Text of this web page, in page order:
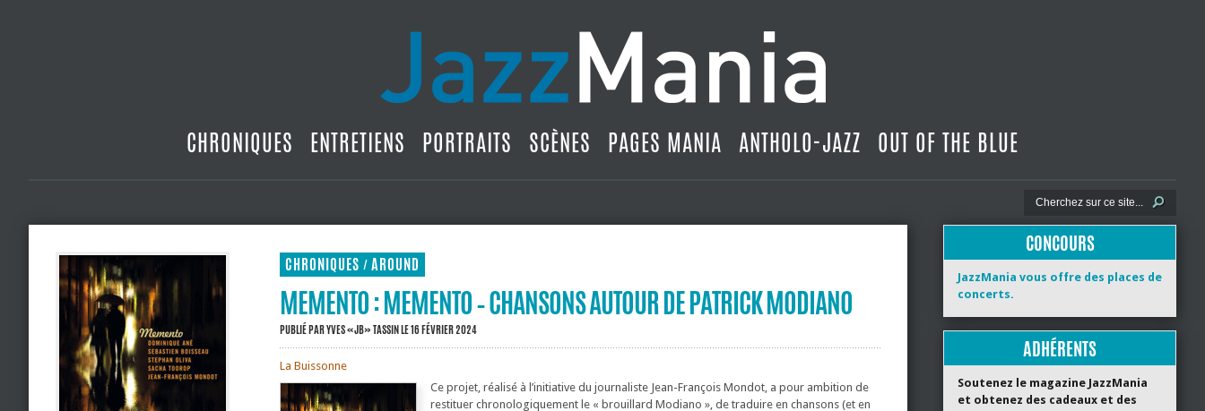
CHRONIQUES ENTRETIENS PORTRAITS SCÈNES PAGES MANIA ANTHOLO-JAZZ OUT OF THE BLUE
CHRONIQUES / AROUND
MEMENTO : MEMENTO – CHANSONS AUTOUR DE PATRICK MODIANO
PUBLIÉ PARYVES «JB» TASSINLE 16 FÉVRIER 2024
La Buissonne
Ce projet, réalisé à l’initiative du journaliste Jean-François Mondot, a pour ambition de
restituer chronologiquement le « brouillard Modiano », de traduire en chansons (et en
CONCOURS
JazzMania vous offre des places de
concerts.
ADHÉRENTS
Soutenez le magazine JazzMania
et obtenez des cadeaux et des